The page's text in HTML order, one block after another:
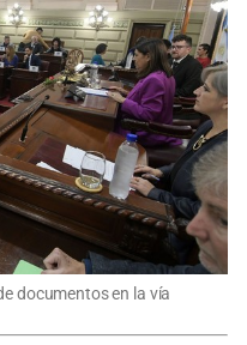
documentos en la vía